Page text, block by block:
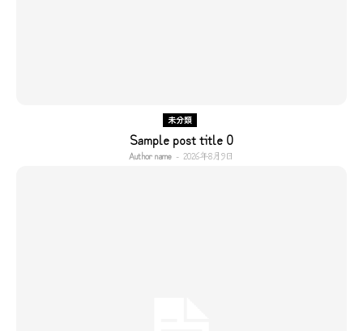
未分類
Sample post title 0
Author name - 2026年8月9日